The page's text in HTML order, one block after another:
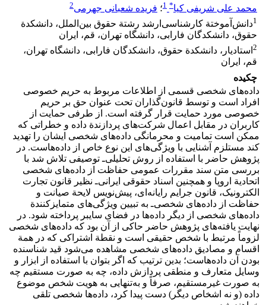
محمد علی شریفی کیا*
1؛ فریده شعبانی جهرمی2
1دانش‌آموختة کارشناسی‌ارشد رشتة حقوق بین‌الملل، دانشکدة
حقوق، دانشکدگان فارابی، دانشگاه تهران، قم، ایران
2 استادیار، دانشکدة حقوق، دانشکدگان فارابی، دانشگاه تهران،
قم، ایران
چکیده
داده‌های شخصی قسمی از اطلاعات مربوط به حریم خصوصی
افراد است و توسط قانون‌گذاران تحت عنوان حق بر حریم
خصوصی مورد حمایت قرار گرفته است. از طرفی حمایت از
کاربران در مقابل اعمال شرکت‌های پردازندة داده و خطراتی که
ممکن است تمامیت و محرمانگی داده‌های شخصی ایشان را تهدید
کند مستلزم آشنایی با ویژگی‌های این نوع خاص از داده‌هاست. در
پژوهش حاضر با استفاده از روش تحلیلی‌ـ توصیفی تلاش شد با
بررسی متن سند مقررات عمومی حفاظت از داده‌های شخصی
اتحادیة اروپا و همچنین اسناد حقوقی ایرانی‌ـ نظیر قانون تجارت
الکترونیک، قانون جرایم رایانه‌ای، پیش‌نویس لایحة صیانت و
حفاظت از داده‌های شخصی‌ـ به تبیین ویژگی‌های متمایزکنندة
داده‌های شخصی از دیگر داده‌ها در فضای سایبر پرداخته شود. در
نهایت یافته‌های پژوهش حاضر حاکی از آن بود که داده‌های شخصی
لزوماً مرتبط با شخص حقیقی است و نقطة اشتراکی که در همة
اقسام و مصادیق داده‌های شخصی مشاهده می‌شود قید شناسنده
بودن آن داده‌هاست؛ بدین ترتیب که اگر بتوان با استفاده از ابزار و
وسایل متعارف و منطقی پردازش داده، چه به صورت مستقیم چه
به صورت غیرمستقیم، صرفاً و به‌تنهایی به هویت شخص موضوع
داده (و نه اشخاص دیگر) دست پیدا کرد، داده‌ها شخصی تلقی